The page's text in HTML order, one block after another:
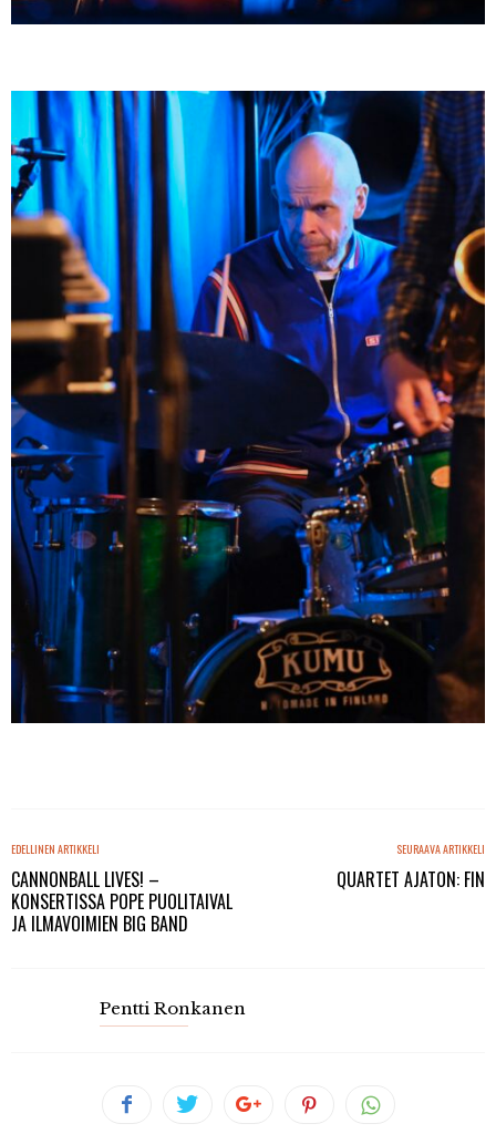
EDELLINEN ARTIKKELI
CANNONBALL LIVES! –
KONSERTISSA POPE PUOLITAIVAL
JA ILMAVOIMIEN BIG BAND
SEURAAVA ARTIKKELI
QUARTET AJATON: FIN
Pentti Ronkanen